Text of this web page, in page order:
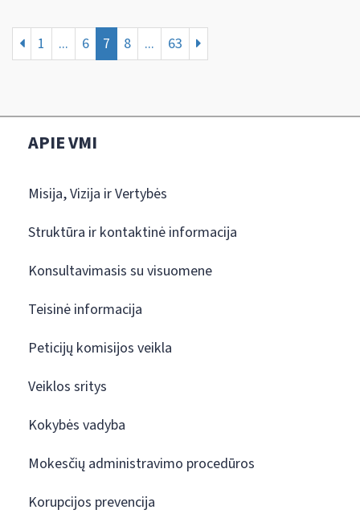
1 ... 6 7 8 ... 63
APIE VMI
Misija, Vizija ir Vertybės
Struktūra ir kontaktinė informacija
Konsultavimasis su visuomene
Teisinė informacija
Peticijų komisijos veikla
Veiklos sritys
Kokybės vadyba
Mokesčių administravimo procedūros
Korupcijos prevencija